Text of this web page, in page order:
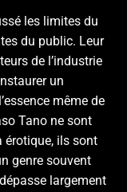
les limites du
du public. Leur
de l’industrie
un
même de
Tano ne sont
érotique, ils sont
genre souvent
largement